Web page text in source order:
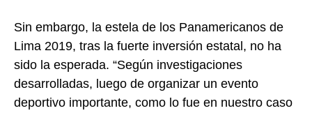
Sin embargo, la estela de los Panamericanos de
Lima 2019, tras la fuerte inversión estatal, no ha
sido la esperada. “Según investigaciones
desarrolladas, luego de organizar un evento
deportivo importante, como lo fue en nuestro caso